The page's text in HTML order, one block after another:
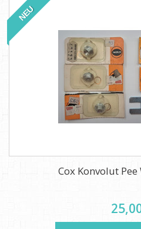
NEU
Cox Konvolut